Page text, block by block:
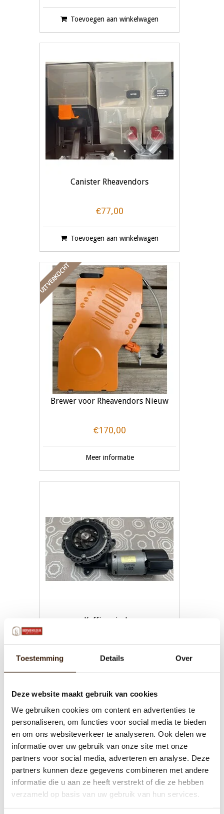
Toestemming Details Over
Deze website maakt gebruik van cookies
We gebruiken cookies om content en advertenties te
personaliseren, om functies voor social media te bieden
en om ons websiteverkeer te analyseren. Ook delen we
informatie over uw gebruik van onze site met onze
partners voor social media, adverteren en analyse. Deze
partners kunnen deze gegevens combineren met andere
informatie die u aan ze heeft verstrekt of die ze hebben
verzameld op basis van uw gebruik van hun services.
Toevoegen aan winkelwagen
Canister Rheavendors
€77,00
Toevoegen aan winkelwagen
UITVERKOCHT
Brewer voor Rheavendors Nieuw
€170,00
Meer informatie
Koffie grinder